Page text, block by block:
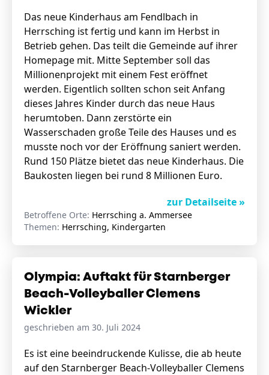
Das neue Kinderhaus am Fendlbach in
Herrsching ist fertig und kann im Herbst in
Betrieb gehen. Das teilt die Gemeinde auf ihrer
Homepage mit. Mitte September soll das
Millionenprojekt mit einem Fest eröffnet
werden. Eigentlich sollten schon seit Anfang
dieses Jahres Kinder durch das neue Haus
herumtoben. Dann zerstörte ein
Wasserschaden große Teile des Hauses und es
musste noch vor der Eröffnung saniert werden.
Rund 150 Plätze bietet das neue Kinderhaus. Die
Baukosten liegen bei rund 8 Millionen Euro.
zur Detailseite »
Betroffene Orte: Herrsching a. Ammersee
Themen: Herrsching, Kindergarten
Olympia: Auftakt für Starnberger
Beach-Volleyballer Clemens
Wickler
geschrieben am 30. Juli 2024
Es ist eine beeindruckende Kulisse, die ab heute
auf den Starnberger Beach-Volleyballer Clemens